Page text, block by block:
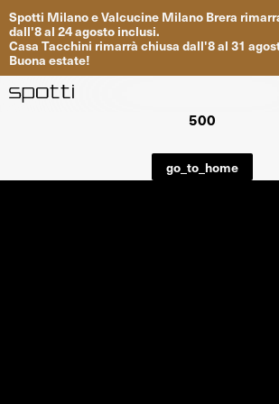
Spotti MilanoeValcucine Milano Brera
dall'8al 24agosto inclusi.
Casa Tacchini rimarrà chiusa dall'8al 31
Buona estate!
Progetti
500
go_to_home